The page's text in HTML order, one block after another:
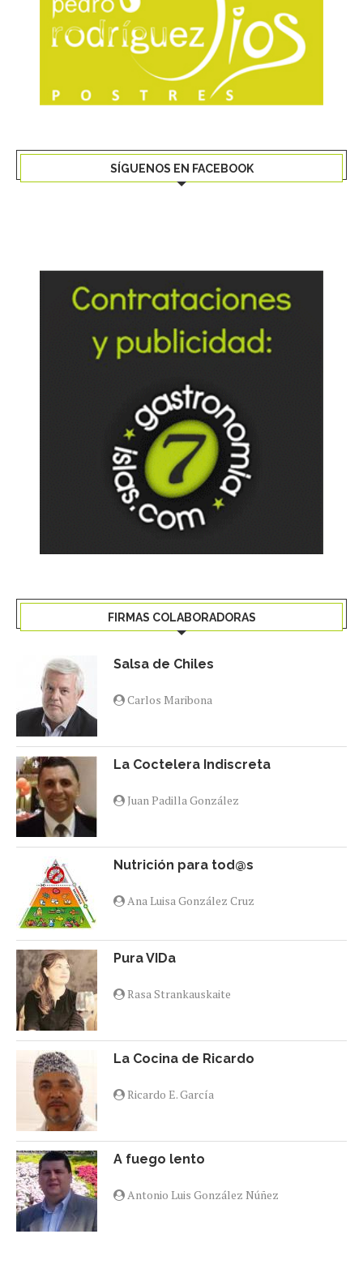
SÍGUENOS EN FACEBOOK
FIRMAS COLABORADORAS
Salsa de Chiles
Carlos Maribona
La Coctelera Indiscreta
Juan Padilla González
Nutrición para tod@s
Ana Luisa González Cruz
Pura VIDa
Rasa Strankauskaite
La Cocina de Ricardo
Ricardo E. García
A fuego lento
Antonio Luis González Núñez